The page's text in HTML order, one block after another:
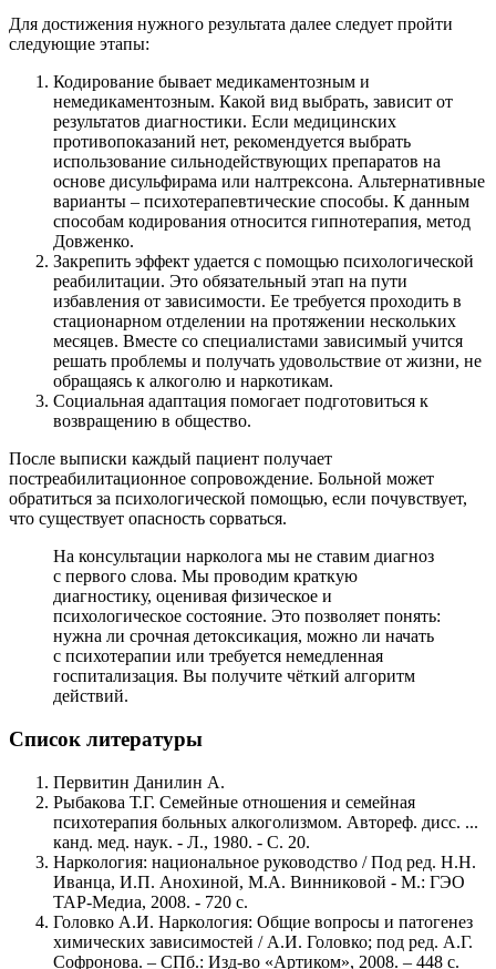
Для достижения нужного результата далее следует пройти
следующие этапы:
Кодирование бывает медикаментозным и
немедикаментозным. Какой вид выбрать, зависит от
результатов диагностики. Если медицинских
противопоказаний нет, рекомендуется выбрать
использование сильнодействующих препаратов на
основе дисульфирама или налтрексона. Альтернативные
варианты – психотерапевтические способы. К данным
способам кодирования относится гипнотерапия, метод
Довженко.
Закрепить эффект удается с помощью психологической
реабилитации. Это обязательный этап на пути
избавления от зависимости. Ее требуется проходить в
стационарном отделении на протяжении нескольких
месяцев. Вместе со специалистами зависимый учится
решать проблемы и получать удовольствие от жизни, не
обращаясь к алкоголю и наркотикам.
Социальная адаптация помогает подготовиться к
возвращению в общество.
После выписки каждый пациент получает
постреабилитационное сопровождение. Больной может
обратиться за психологической помощью, если почувствует,
что существует опасность сорваться.
На консультации нарколога мы не ставим диагноз
с первого слова. Мы проводим краткую
диагностику, оценивая физическое и
психологическое состояние. Это позволяет понять:
нужна ли срочная детоксикация, можно ли начать
с психотерапии или требуется немедленная
госпитализация. Вы получите чёткий алгоритм
действий.
Список литературы
Первитин Данилин А.
Рыбакова Т.Г. Семейные отношения и семейная
психотерапия больных алкоголизмом. Автореф. дисс. ...
канд. мед. наук. - Л., 1980. - С. 20.
Наркология: национальное руководство / Под ред. Н.Н.
Иванца, И.П. Анохиной, М.А. Винниковой - М.: ГЭО
ТАР-Медиа, 2008. - 720 с.
Головко А.И. Наркология: Общие вопросы и патогенез
химических зависимостей / А.И. Головко; под ред. А.Г.
Софронова. – СПб.: Изд-во «Артиком», 2008. – 448 с.